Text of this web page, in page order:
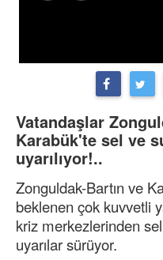
Vatandaşlar
Karabük'te sel ve
uyarılıyor!..
Zonguldak-Bartın ve
beklenen çok kuvvetli
kriz merkezlerinden sel
uyarılar sürüyor.